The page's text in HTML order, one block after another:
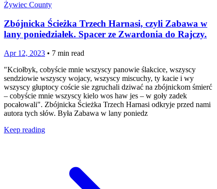
Żywiec County
Zbójnicka Ścieżka Trzech Harnasi, czyli Zabawa w
lany poniedziałek. Spacer ze Zwardonia do Rajczy.
Apr 12, 2023 • 7 min read
"Kciołbyk, cobyście mnie wszyscy panowie ślakcice, wszyscy
sendziowie wszyscy wojacy, wszyscy miscuchy, ty kacie i wy
wszyscy głuptocy coście sie zgruchali dziwać na zbójnickom śmierć
– cobyście mnie wszyscy kielo wos haw jes – w goły zadek
pocałowali". Zbójnicka Ścieżka Trzech Harnasi odkryje przed nami
autora tych słów. Była Zabawa w lany poniedz
Keep reading